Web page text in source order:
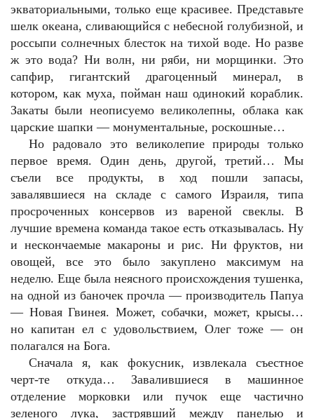
экваториальными, только еще красивее. Представьте
шелк океана, сливающийся с небесной голубизной, и
россыпи солнечных блесток на тихой воде. Но разве
ж это вода? Ни волн, ни ряби, ни морщинки. Это
сапфир, гигантский драгоценный минерал, в
котором, как муха, пойман наш одинокий кораблик.
Закаты были неописуемо великолепны, облака как
царские шапки — монументальные, роскошные…
Но радовало это великолепие природы только
первое время. Один день, другой, третий… Мы
съели все продукты, в ход пошли запасы,
завалявшиеся на складе с самого Израиля, типа
просроченных консервов из вареной свеклы. В
лучшие времена команда такое есть отказывалась. Ну
и нескончаемые макароны и рис. Ни фруктов, ни
овощей, все это было закуплено максимум на
неделю. Еще была неясного происхождения тушенка,
на одной из баночек прочла — производитель Папуа
— Новая Гвинея. Может, собачки, может, крысы…
но капитан ел с удовольствием, Олег тоже — он
полагался на Бога.
Сначала я, как фокусник, извлекала съестное
черт-те откуда… Завалившиеся в машинное
отделение морковки или пучок еще частично
зеленого лука, застрявший между панелью и